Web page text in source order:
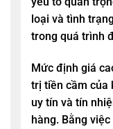
loại và tình
trong quá trình
Mức định giá
trị tiền cầm của
uy tín và tín
hàng. Bằng